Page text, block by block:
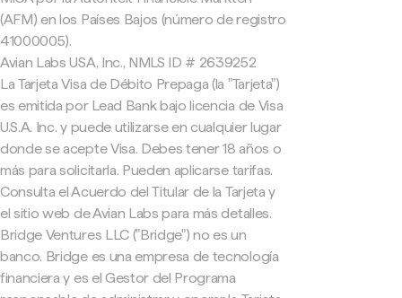
(AFM) en los Países Bajos (número de registro
41000005).
Avian Labs USA, Inc., NMLS ID # 2639252
La Tarjeta Visa de Débito Prepaga (la "Tarjeta")
es emitida por Lead Bank bajo licencia de Visa
U.S.A. Inc. y puede utilizarse en cualquier lugar
donde se acepte Visa. Debes tener 18 años o
más para solicitarla. Pueden aplicarse tarifas.
Consulta el Acuerdo del Titular de la Tarjeta y
el sitio web de Avian Labs para más detalles.
Bridge Ventures LLC ("Bridge") no es un
banco. Bridge es una empresa de tecnología
financiera y es el Gestor del Programa